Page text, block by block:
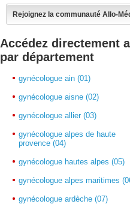
Rejoignez la communauté Allo-
Accédez directement
par département
gynécologue ain (01)
gynécologue aisne (02)
gynécologue allier (03)
gynécologue alpes de haute
provence (04)
gynécologue hautes alpes (05)
gynécologue alpes maritimes
gynécologue ardèche (07)